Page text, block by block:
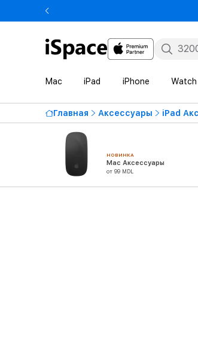
Mac iPad iPhone Watch
Главная Аксессуары iPad
НОВИНКА
Mac Аксессуары
от 99 MDL